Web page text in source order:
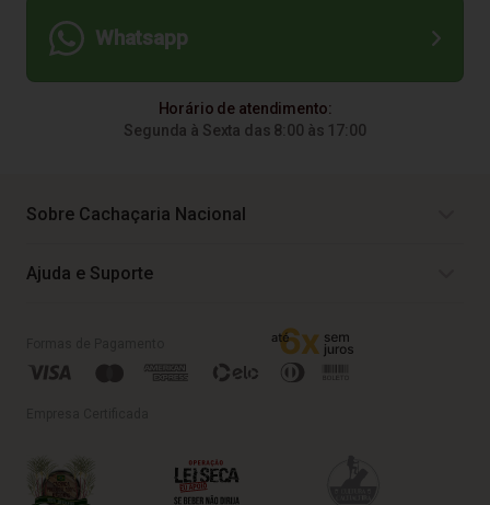
Whatsapp
Horário de atendimento:
Segunda à Sexta das 8:00 às 17:00
Sobre Cachaçaria Nacional
Ajuda e Suporte